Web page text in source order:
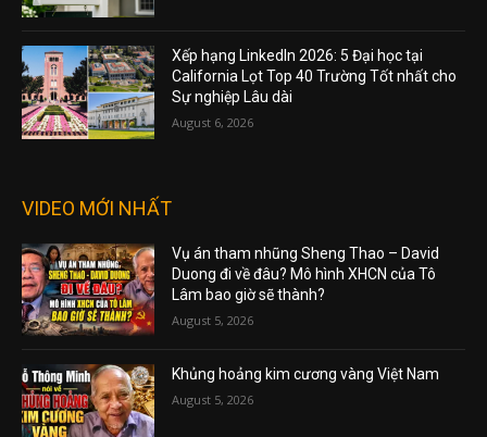
Xếp hạng LinkedIn 2026: 5 Đại học tại
California Lọt Top 40 Trường Tốt nhất cho
Sự nghiệp Lâu dài
August 6, 2026
VIDEO MỚI NHẤT
Vụ án tham nhũng Sheng Thao – David
Duong đi về đâu? Mô hình XHCN của Tô
Lâm bao giờ sẽ thành?
August 5, 2026
Khủng hoảng kim cương vàng Việt Nam
August 5, 2026